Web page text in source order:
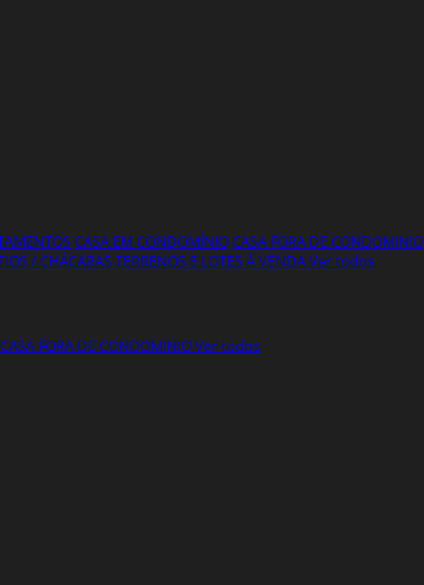
CASA EM CONDOMÍNIO CASA FORA DE CONDOMINIO
/ CHÁCARAS TERRENOS E LOTES À VENDAVer todos
CASA FORA DE CONDOMINIOVer todos